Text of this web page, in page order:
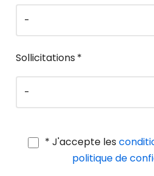
Sollicitations *
* J'accepte les
politique de